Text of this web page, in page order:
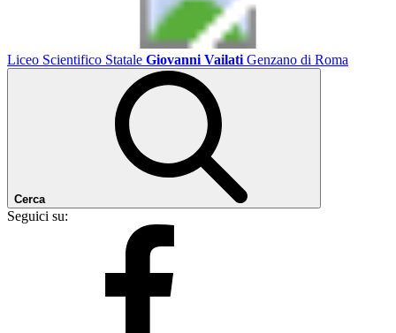
Liceo Scientifico Statale Giovanni Vailati Genzano di Roma
Cerca
Seguici su: